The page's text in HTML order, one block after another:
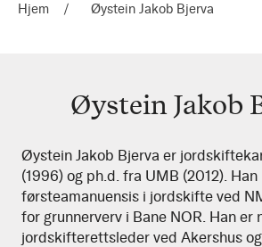
Hjem Øystein Jakob Bjerva
Øystein Jakob
Øystein
Jakob
Bjerva
Øystein Jakob Bjerva er
(1996) og ph.d. fra UMB (2012).
førsteamanuensis i jordskifte ved
for grunnerverv i Bane NOR. Han er
jordskifterettsleder ved Akershus